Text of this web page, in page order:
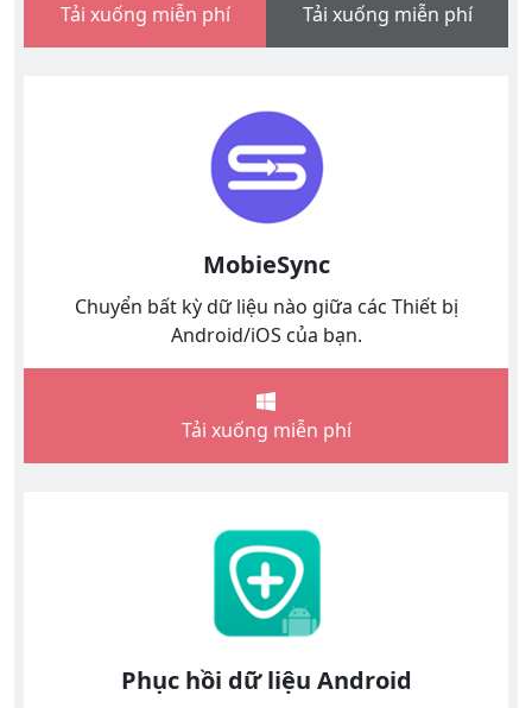
Tải xuống miễn phí Tải xuống miễn phí
MobieSync
Chuyển bất kỳ dữ liệu nào giữa các Thiết bị
Android/iOS của bạn.
Tải xuống miễn phí
Phục hồi dữ liệu Android